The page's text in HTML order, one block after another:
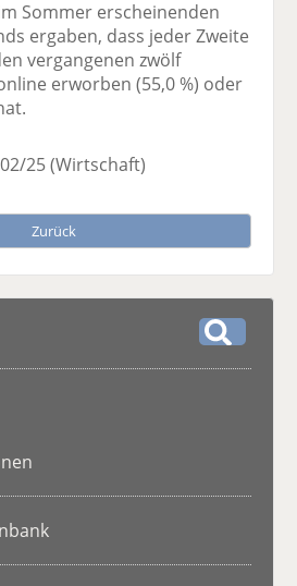
Sommer erscheinenden
ergaben, dass jeder Zweite
vergangenen zwölf
erworben (55,0 %) oder
02/25(Wirtschaft)
Zurück